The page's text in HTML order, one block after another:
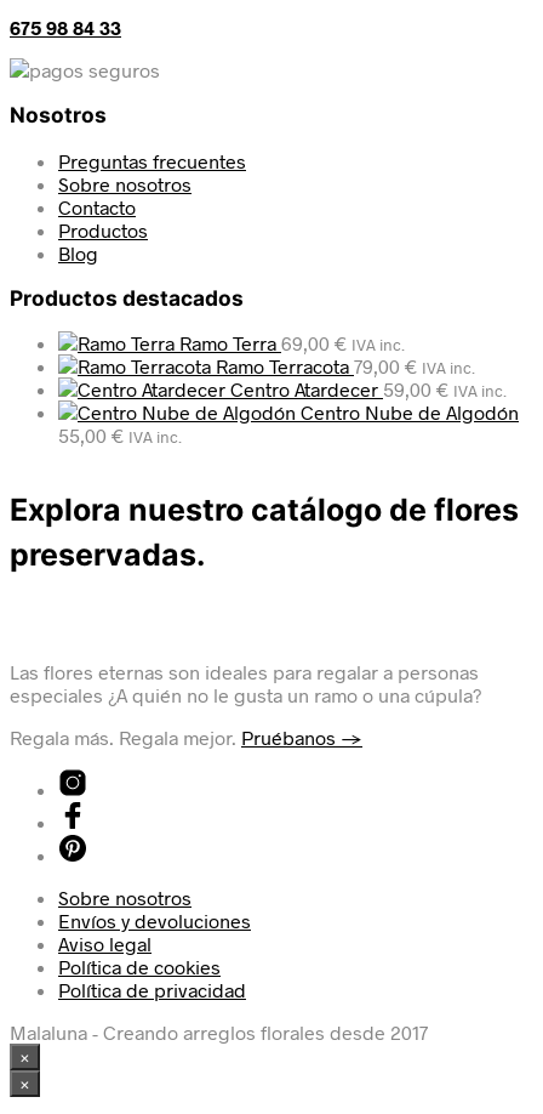
675 98 84 33
Nosotros
Preguntas frecuentes
Sobre nosotros
Contacto
Productos
Blog
Productos destacados
Ramo Terra 69,00 € IVA inc.
Ramo Terracota 79,00 € IVA inc.
Centro Atardecer 59,00 € IVA inc.
Centro Nube de Algodón
55,00 € IVA inc.
Explora nuestro catálogo de flores
preservadas.
Las flores eternas son ideales para regalar a personas
especiales ¿A quién no le gusta un ramo o una cúpula?
Regala más. Regala mejor. Pruébanos →
Sobre nosotros
Envíos y devoluciones
Aviso legal
Política de cookies
Política de privacidad
Malaluna - Creando arreglos florales desde 2017
×
×